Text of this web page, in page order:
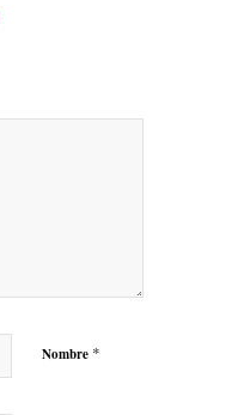
Nombre *